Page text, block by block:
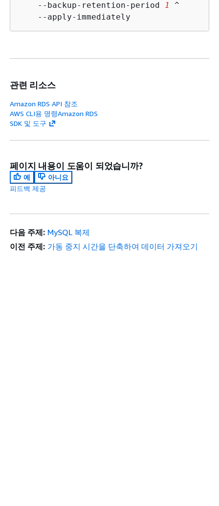
    --backup-retention-period
1
^
    --apply-immediately
관련 리소스
Amazon RDS API 참조
AWS CLI용 명령Amazon RDS
SDK 및 도구
페이지 내용이 도움이 되었습니까?
예
아니요
피드백 제공
다음 주제: MySQL 복제
이전 주제: 가동 중지 시간을 단축하여 데이터 가져오기